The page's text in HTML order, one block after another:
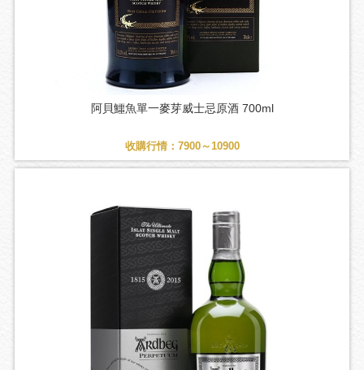
阿貝鱷魚單一麥芽威士忌原酒 700ml
收購行情：7900～10900